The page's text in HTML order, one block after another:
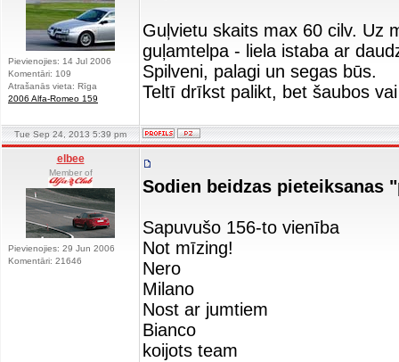
Pievienojies: 14 Jul 2006
Komentāri: 109
Atrašanās vieta: Rīga
2006 Alfa-Romeo 159
Guļvietu skaits max 60 cilv. Uz
guļamtelpa - liela istaba ar
Spilveni, palagi un segas būs.
Teltī drīkst palikt, bet šaubos
Tue Sep 24, 2013 5:39 pm
elbee
Member of
Pievienojies: 29 Jun 2006
Komentāri: 21646
Sodien beidzas pieteiksanas
Sapuvušo 156-to vienība
Not mīzing!
Nero
Milano
Nost ar jumtiem
Bianco
koijots team